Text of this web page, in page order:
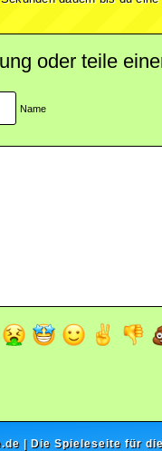
oder teile
Name
| Die Spieleseite für